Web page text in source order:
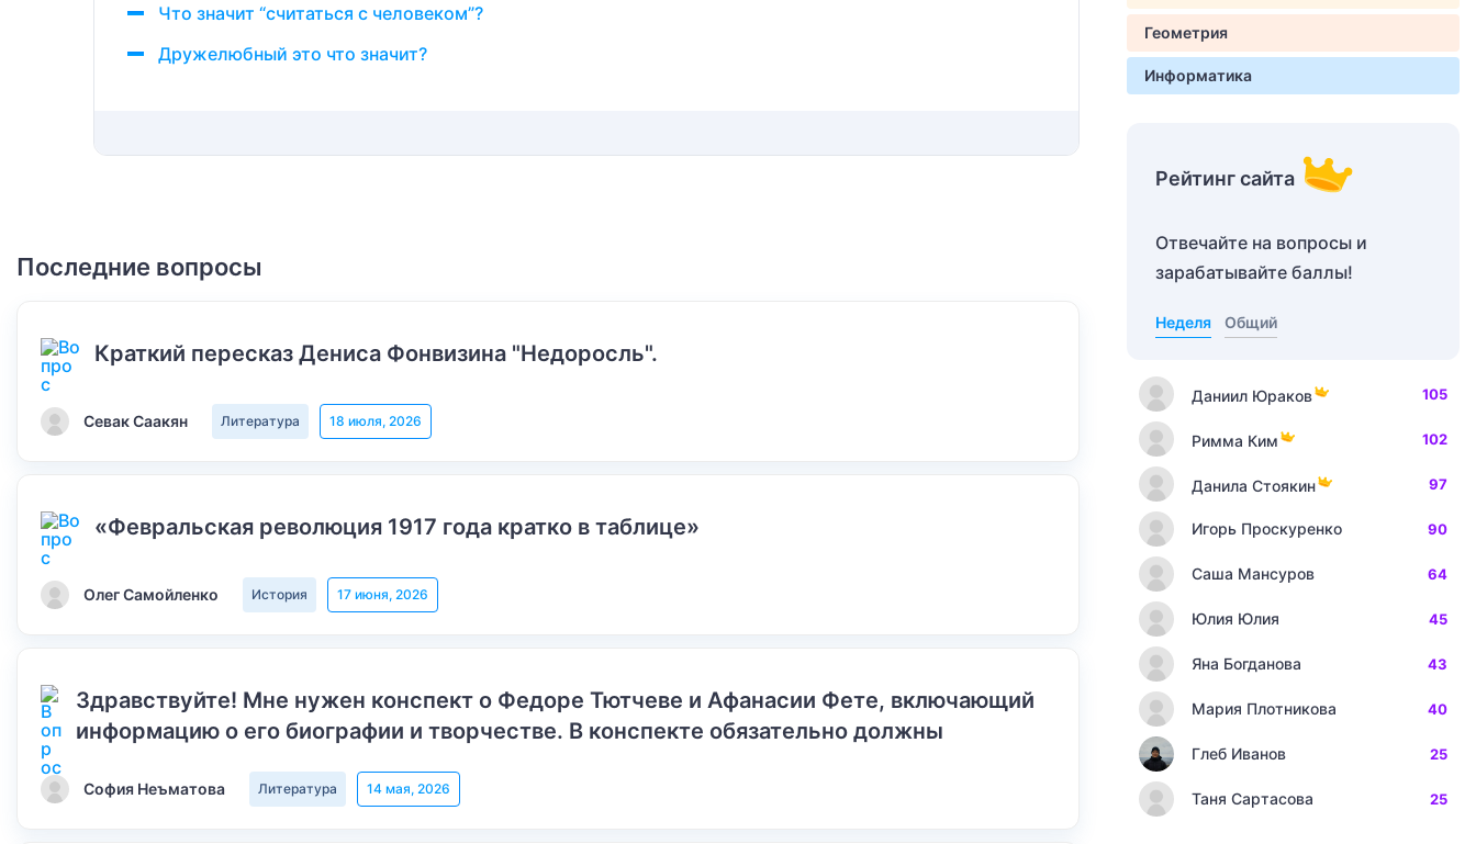
Что значит “считаться с человеком”?
Дружелюбный это что значит?
Последние вопросы
Краткий пересказ Дениса Фонвизина "Недоросль".
Севак Саакян Литература 18 июля, 2026
«Февральская революция 1917 года кратко в таблице»
Олег Самойленко История 17 июня, 2026
Здравствуйте! Мне нужен конспект о Федоре Тютчеве и Афанасии Фете, включающий
информацию о его биографии и творчестве. В конспекте обязательно должны
София Неъматова Литература 14 мая, 2026
Геометрия
Информатика
Рейтинг сайта
Отвечайте на вопросы и
зарабатывайте баллы!
Неделя Общий
Даниил Юраков 105
Римма Ким 102
Данила Стоякин 97
Игорь Проскуренко 90
Саша Мансуров 64
Юлия Юлия 45
Яна Богданова 43
Мария Плотникова 40
Глеб Иванов 25
Таня Сартасова 25